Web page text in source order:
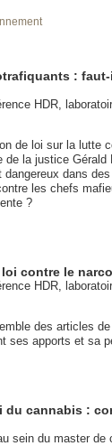
:
HDR,
de loi sur la lutte
la justice Gérald
dans
les chefs
?
contre le
HDR,
des articles
ses apports et sa
cannabis :
sein du master de